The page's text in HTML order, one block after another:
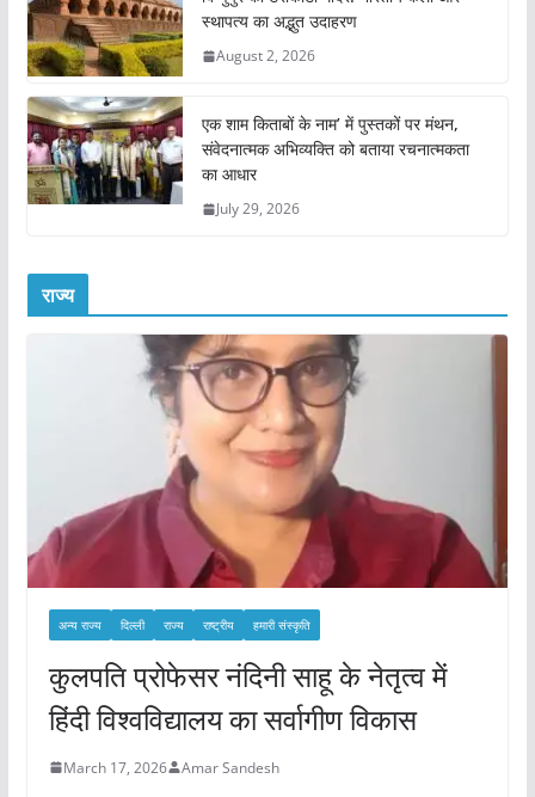
स्थापत्य का अद्भुत उदाहरण
August 2, 2026
एक शाम किताबों के नाम’ में पुस्तकों पर मंथन,
संवेदनात्मक अभिव्यक्ति को बताया रचनात्मकता
का आधार
July 29, 2026
राज्य
अन्य राज्य दिल्ली राज्य राष्ट्रीय हमारी संस्कृति
कुलपति प्रोफेसर नंदिनी साहू के नेतृत्व में
हिंदी विश्वविद्यालय का सर्वागीण विकास
March 17, 2026 Amar Sandesh